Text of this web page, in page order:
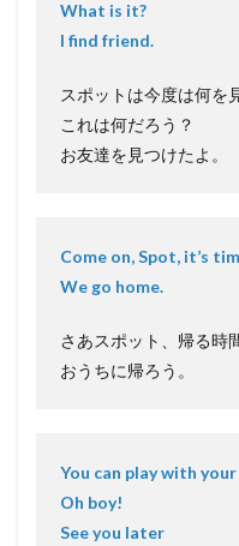
What is it?
I find friend.
スポットは今度は何を
これは何だろう？
お友達を見つけたよ。
Come on, Spot, it’s
We go home.
さあスポット、帰る時
おうちに帰ろう。
You can play with
Oh boy!
See you later